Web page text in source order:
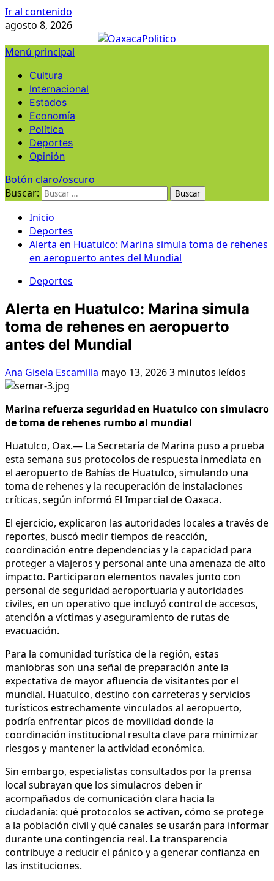
Ir al contenido
agosto 8, 2026
Menú principal
Cultura
Internacional
Estados
Economía
Política
Deportes
Opinión
Botón claro/oscuro
Buscar:
Inicio
Deportes
Alerta en Huatulco: Marina simula toma de rehenes
en aeropuerto antes del Mundial
Deportes
Alerta en Huatulco: Marina simula
toma de rehenes en aeropuerto
antes del Mundial
Ana Gisela Escamilla mayo 13, 20263 minutos leídos
Marina refuerza seguridad en Huatulco con simulacro
de toma de rehenes rumbo al mundial
Huatulco, Oax.— La Secretaría de Marina puso a prueba
esta semana sus protocolos de respuesta inmediata en
el aeropuerto de Bahías de Huatulco, simulando una
toma de rehenes y la recuperación de instalaciones
críticas, según informó El Imparcial de Oaxaca.
El ejercicio, explicaron las autoridades locales a través de
reportes, buscó medir tiempos de reacción,
coordinación entre dependencias y la capacidad para
proteger a viajeros y personal ante una amenaza de alto
impacto. Participaron elementos navales junto con
personal de seguridad aeroportuaria y autoridades
civiles, en un operativo que incluyó control de accesos,
atención a víctimas y aseguramiento de rutas de
evacuación.
Para la comunidad turística de la región, estas
maniobras son una señal de preparación ante la
expectativa de mayor afluencia de visitantes por el
mundial. Huatulco, destino con carreteras y servicios
turísticos estrechamente vinculados al aeropuerto,
podría enfrentar picos de movilidad donde la
coordinación institucional resulta clave para minimizar
riesgos y mantener la actividad económica.
Sin embargo, especialistas consultados por la prensa
local subrayan que los simulacros deben ir
acompañados de comunicación clara hacia la
ciudadanía: qué protocolos se activan, cómo se protege
a la población civil y qué canales se usarán para informar
durante una contingencia real. La transparencia
contribuye a reducir el pánico y a generar confianza en
las instituciones.